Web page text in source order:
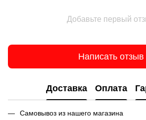
Добавьте первый
Написать отзыв
Доставка Оплата
Самовывоз из нашего магазина